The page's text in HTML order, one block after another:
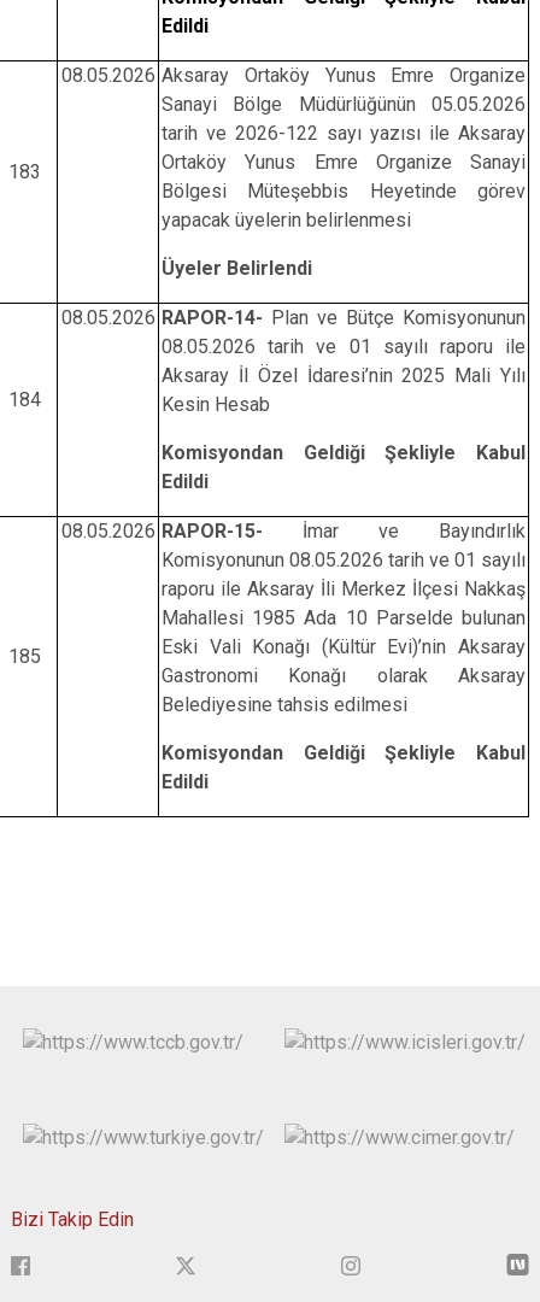
Edildi
183
08.05.2026 Aksaray Ortaköy Yunus Emre Organize
Sanayi Bölge Müdürlüğünün 05.05.2026
tarih ve 2026-122 sayı yazısı ile Aksaray
Ortaköy Yunus Emre Organize Sanayi
Bölgesi Müteşebbis Heyetinde görev
yapacak üyelerin belirlenmesi
Üyeler Belirlendi
184
08.05.2026 RAPOR-14- Plan ve Bütçe Komisyonunun
08.05.2026 tarih ve 01 sayılı raporu ile
Aksaray İl Özel İdaresi’nin 2025 Mali Yılı
Kesin Hesab
Komisyondan Geldiği Şekliyle Kabul
Edildi
185
08.05.2026 RAPOR-15- İmar ve Bayındırlık
Komisyonunun 08.05.2026 tarih ve 01 sayılı
raporu ile Aksaray İli Merkez İlçesi Nakkaş
Mahallesi 1985 Ada 10 Parselde bulunan
Eski Vali Konağı (Kültür Evi)’nin Aksaray
Gastronomi Konağı olarak Aksaray
Belediyesine tahsis edilmesi
Komisyondan Geldiği Şekliyle Kabul
Edildi
Bizi Takip Edin